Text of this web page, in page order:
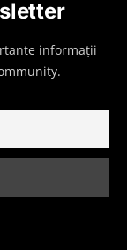
informații